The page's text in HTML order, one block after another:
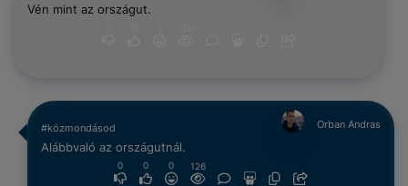
Vén mint az országut.
#közmondásod Orban Andras
Alábbvaló az országutnál.
0 0 0 126